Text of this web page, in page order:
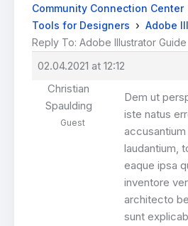
Community Connection Center
Tools for Designers › Adobe
Reply To: Adobe Illustrator Guide
02.04.2021 at 12:12
Christian
Spaulding
Guest
Dem ut
iste natus
laudantium,
eaque ipsa
inventore
architecto
sunt